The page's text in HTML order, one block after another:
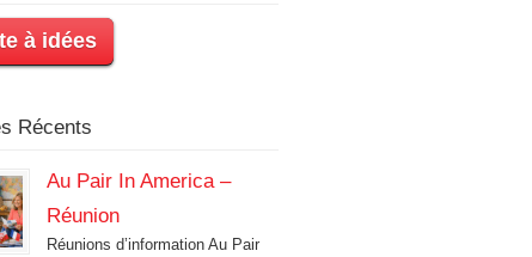
à idées
Récents
Au Pair In America –
Réunion
Réunions d’information Au Pair